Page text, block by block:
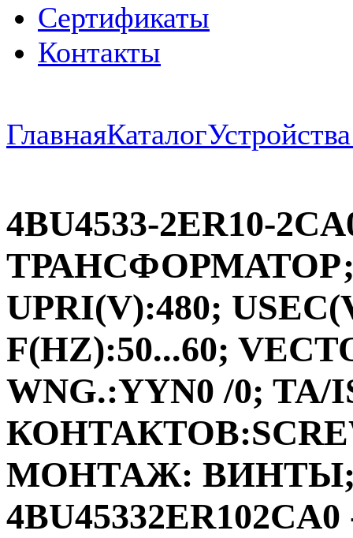
Сертификаты
Контакты
ГлавнаяКаталог
4BU4533-2ER10-
UPRI(V):480;
F(HZ):50...60;
WNG.:YYN0 /0;
МОНТАЖ: ВИНТЫ;